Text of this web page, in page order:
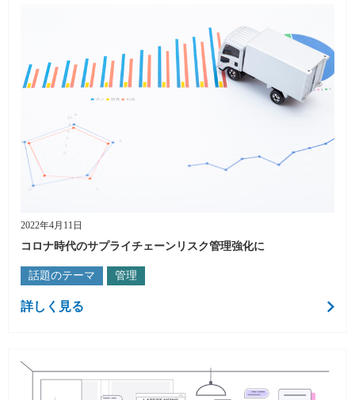
2022年4月11日
コロナ時代のサプライチェーンリスク管理強化に
話題のテーマ 管理
詳しく見る